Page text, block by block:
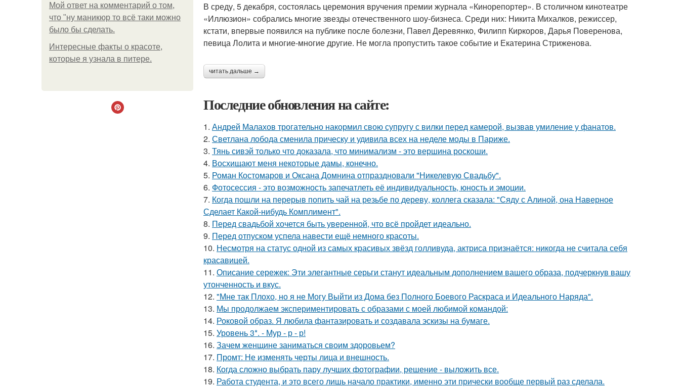
Мой ответ на комментарий о том,
что "ну маникюр то всё таки можно
было бы сделать.
Интересные факты о красоте,
которые я узнала в питере.
В среду, 5 декабря, состоялась церемония вручения премии журнала «Кинорепортер». В столичном кинотеатре
«Иллюзион» собрались многие звезды отечественного шоу-бизнеса. Среди них: Никита Михалков, режиссер,
кстати, впервые появился на публике после болезни, Павел Деревянко, Филипп Киркоров, Дарья Поверенова,
певица Лолита и многие-многие другие. Не могла пропустить такое событие и Екатерина Стриженова.
читать дальше →
Последние обновления на сайте:
1. Андрей Малахов трогательно накормил свою супругу с вилки перед камерой, вызвав умиление у фанатов.
2. Светлана лобода сменила прическу и удивила всех на неделе моды в Париже.
3. Тянь сивэй только что доказала, что минимализм - это вершина роскоши.
4. Восхищают меня некоторые дамы, конечно.
5. Роман Костомаров и Оксана Домнина отпраздновали "Никелевую Свадьбу".
6. Фотосессия - это возможность запечатлеть её индивидуальность, юность и эмоции.
7. Когда пошли на перерыв попить чай на резьбе по дереву, коллега сказала: "Сяду с Алиной, она Наверное
Сделает Какой-нибудь Комплимент".
8. Перед свадьбой хочется быть уверенной, что всё пройдет идеально.
9. Перед отпуском успела навести ещё немного красоты.
10. Несмотря на статус одной из самых красивых звёзд голливуда, актриса признаётся: никогда не считала себя
красавицей.
11. Описание сережек: Эти элегантные серьги станут идеальным дополнением вашего образа, подчеркнув вашу
утонченность и вкус.
12. "Мне так Плохо, но я не Могу Выйти из Дома без Полного Боевого Раскраса и Идеального Наряда".
13. Мы продолжаем экспериментировать с образами с моей любимой командой:
14. Роковой образ. Я любила фантазировать и создавала эскизы на бумаге.
15. Уровень 3*. - Мур - р - р!
16. Зачем женщине заниматься своим здоровьем?
17. Промт: Не изменять черты лица и внешность.
18. Когда сложно выбрать пару лучших фотографии, решение - выложить все.
19. Работа студента, и это всего лишь начало практики, именно эти прически вообще первый раз сделала.